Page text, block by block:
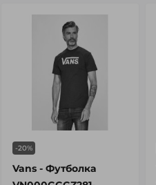
-20%
Vans - Футболка